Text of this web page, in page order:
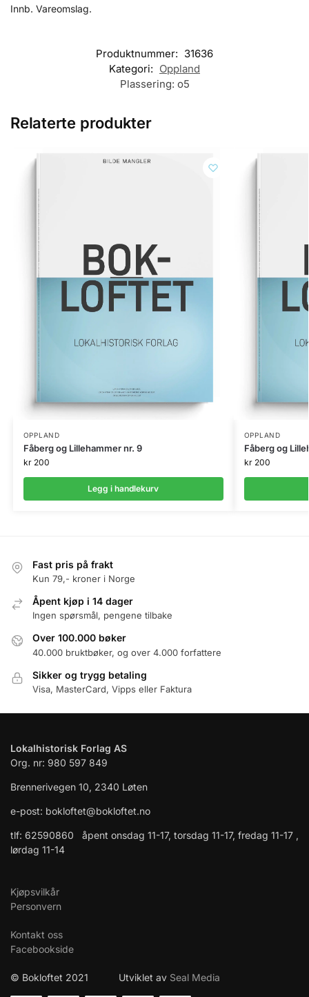
Innb. Vareomslag.
Produktnummer: 31636
Kategori: Oppland
Plassering: o5
Relaterte produkter
OPPLAND
Fåberg og Lillehammer nr. 9
kr200
Legg i handlekurv
OPPLAND
Fåberg og
kr200
Fast pris på frakt
Kun 79,- kroner i Norge
Åpent kjøp i 14 dager
Ingen spørsmål, pengene tilbake
Over 100.000 bøker
40.000 bruktbøker, og over 4.000 forfattere
Sikker og trygg betaling
Visa, MasterCard, Vipps eller Faktura
Lokalhistorisk Forlag AS
Org. nr: 980 597 849
Brennerivegen 10, 2340 Løten
e-post: bokloftet@bokloftet.no
tlf: 62590860 åpent onsdag 11-17, torsdag 11-17, fredag 11-17 ,
lørdag 11-14
Kjøpsvilkår
Personvern
Kontakt oss
Facebookside
© Bokloftet 2021 Utviklet av Seal Media